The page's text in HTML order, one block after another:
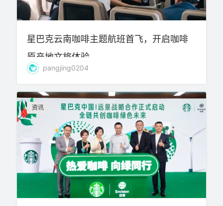
星巴克云南咖啡主题航班首飞，开启咖啡
原产地文旅体验
pangjing0204
资讯